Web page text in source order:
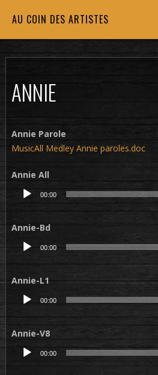
AU COIN DES ARTISTES
ANNIE
Annie Parole
MusicAll Medley Annie paroles.doc
Annie All
Lecteur
00:00
Annie-Bd
Lecteur
00:00
Annie-L1
Lecteur
00:00
Annie-V8
Lecteur
00:00